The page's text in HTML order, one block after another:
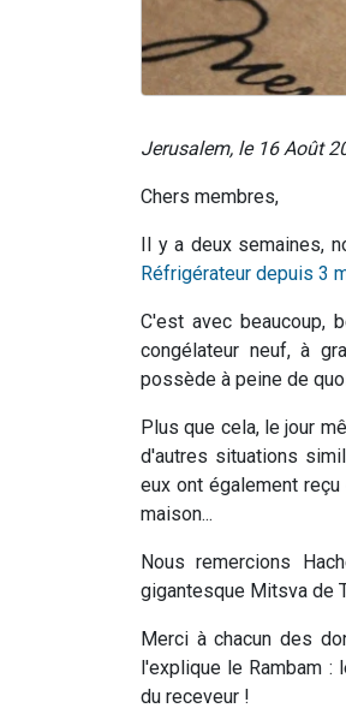
Jerusalem, le 16 Août
Chers membres,
Il y a deux semaines,
Réfrigérateur depuis 3
C'est avec beaucoup,
congélateur neuf, à
possède à peine de
Plus que cela, le jour
d'autres situations
eux ont également
maison...
Nous remercions
gigantesque Mitsva de
Merci à chacun des
l'explique le Rambam :
du receveur !